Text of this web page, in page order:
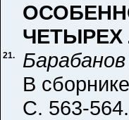
21.
ЧЕТЫРЕХ
В
С. 563-564.